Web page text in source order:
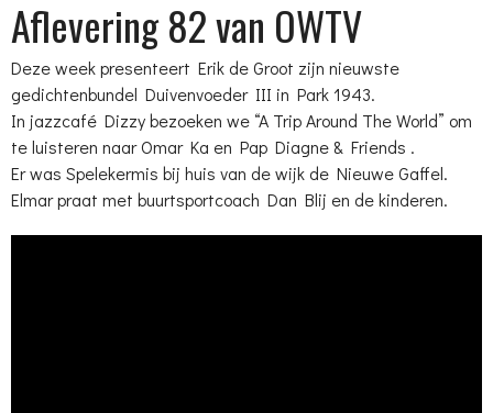
Aflevering 82 van OWTV
Deze week presenteert Erik de Groot zijn nieuwste
gedichtenbundel Duivenvoeder III in Park 1943.
In jazzcafé Dizzy bezoeken we “A Trip Around The World” om
te luisteren naar Omar Ka en Pap Diagne & Friends .
Er was Spelekermis bij huis van de wijk de Nieuwe Gaffel.
Elmar praat met buurtsportcoach Dan Blij en de kinderen.